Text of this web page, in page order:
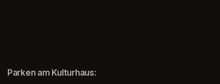
Parken am Kulturhaus: